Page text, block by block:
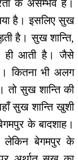
के असम्भव है।
है। इसलिए सुख
है। सुख शान्ति,
ही आती है। जैसे
कितना भी अलग
तो सुख शान्ति की
सुख शान्ति खुशी
के बादशाह।
लेकिन बेगमपुर के